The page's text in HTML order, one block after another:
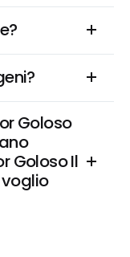
Goloso
Goloso Il